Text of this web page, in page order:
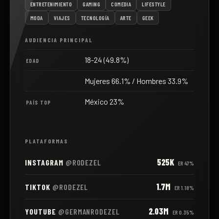
ENTRETENIMIENTO GAMING COMEDIA
LIFESTYLE
MODA
VIAJES TECNOLOGÍA ARTE GEEK
AUDIENCIA PRINCIPAL
EDAD 18-24 (49.8%)
Mujeres 66.1% / Hombres 33.9%
PAÍS TOP México 23%
PLATAFORMAS
INSTAGRAM @RODEZEL 525K ER 47%
TIKTOK @RODEZEL 1.7M ER 1.18%
YOUTUBE @GERMANRODEZEL 2.03M ER 0.35%